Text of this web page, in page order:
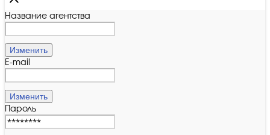
Название агентства
Изменить
E-mail
Изменить
Пароль